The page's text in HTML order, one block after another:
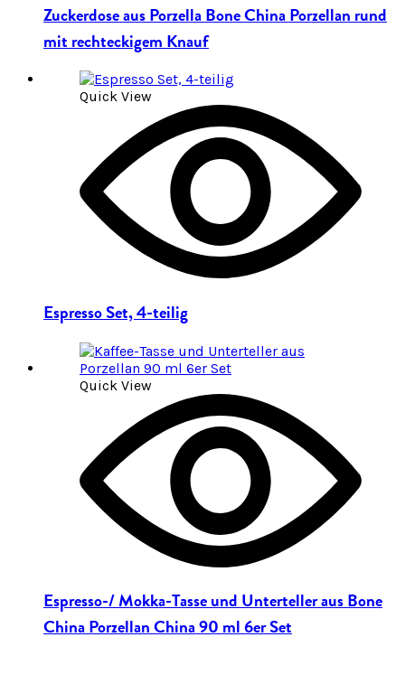
Zuckerdose aus Porzella Bone China Porzellan rund
mit rechteckigem Knauf
Quick View
Espresso Set, 4-teilig
Quick View
Espresso-/ Mokka-Tasse und Unterteller aus Bone
China Porzellan China 90 ml 6er Set